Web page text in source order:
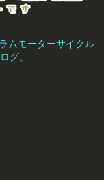
ムモーターサイクル
グ。